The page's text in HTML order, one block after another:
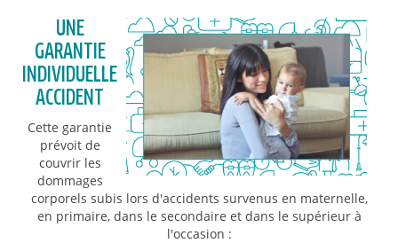
UNE
GARANTIE
INDIVIDUELLE
ACCIDENT
Cette garantie
prévoit de
couvrir les
dommages
corporels subis lors d'accidents survenus en maternelle,
en primaire, dans le secondaire et dans le supérieur à
l'occasion :